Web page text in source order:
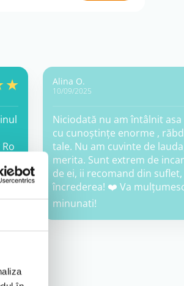
Alina O.
10/09/2025
Niciodată nu am întâlnit
cu cunoștințe enorme ,
tale. Nu am cuvinte de
merita. Sunt extrem de
de ei, ii recomand din
încrederea! ❤️ Va
minunati!